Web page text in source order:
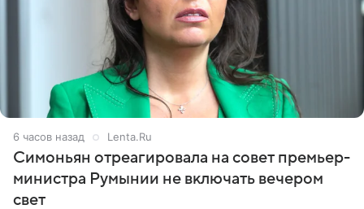
6 часов назад Lenta.Ru
Симоньян отреагировала на совет премьер-
министра Румынии не включать вечером
свет